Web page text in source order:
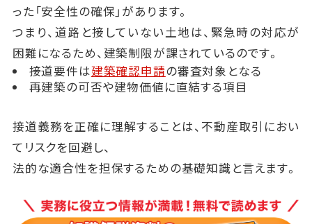
った「安全性の確保」があります。
つまり、道路と接していない土地は、緊急時の対応が
困難になるため、建築制限が課されているのです。
接道要件は建築確認申請の審査対象となる
再建築の可否や建物価値に直結する項目
接道義務を正確に理解することは、不動産取引におい
てリスクを回避し、
法的な適合性を担保するための基礎知識と言えます。